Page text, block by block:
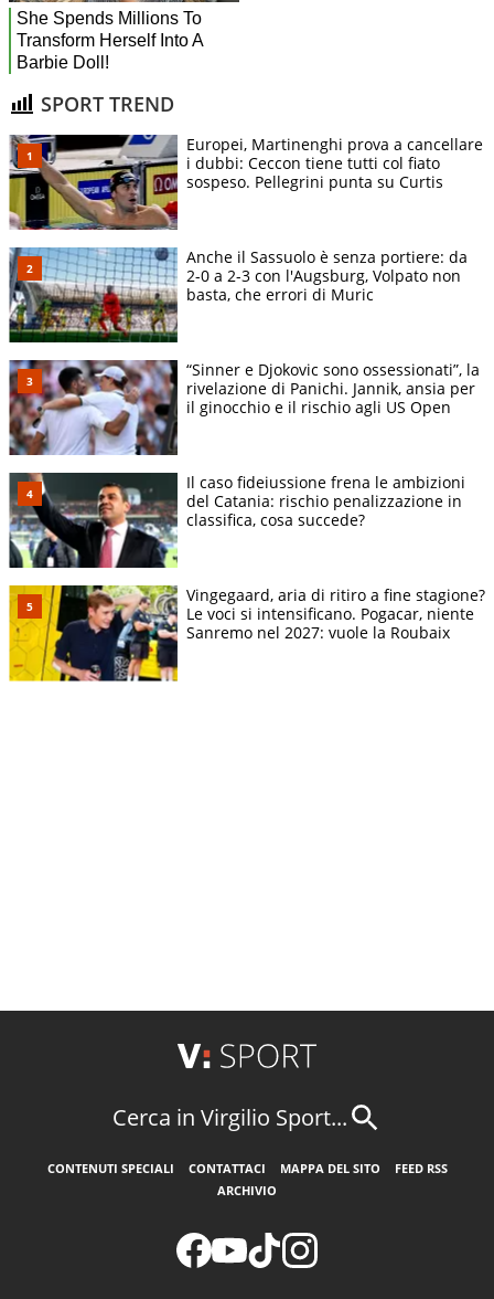
SPORT TREND
Europei, Martinenghi prova a cancellare
i dubbi: Ceccon tiene tutti col fiato
sospeso. Pellegrini punta su Curtis
Anche il Sassuolo è senza portiere: da
2-0 a 2-3 con l'Augsburg, Volpato non
basta, che errori di Muric
“Sinner e Djokovic sono ossessionati”, la
rivelazione di Panichi. Jannik, ansia per
il ginocchio e il rischio agli US Open
Il caso fideiussione frena le ambizioni
del Catania: rischio penalizzazione in
classifica, cosa succede?
Vingegaard, aria di ritiro a fine stagione?
Le voci si intensificano. Pogacar, niente
Sanremo nel 2027: vuole la Roubaix
Cerca in Virgilio Sport...
CONTENUTI SPECIALI CONTATTACI MAPPA DEL SITO
FEED RSS
ARCHIVIO